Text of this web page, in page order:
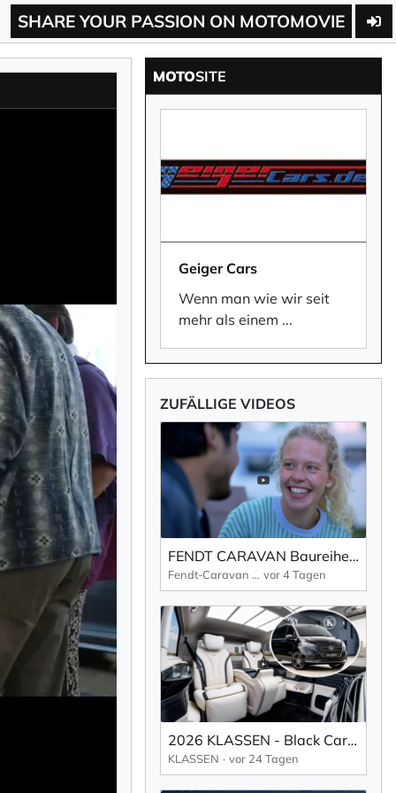
SHARE YOUR PASSION ON MOTOMOVIE
MOTOSITE
Geiger Cars
Wenn man wie wir seit
mehr als einem ...
ZUFÄLLIGE VIDEOS
FENDT CARAVAN Baureihenfilm Apero 2027
Fendt-Caravan GmbH vor 4 Tagen
2026 KLASSEN - Black Carbon Executive Edition | MVV_1713
KLASSEN vor 24 Tagen